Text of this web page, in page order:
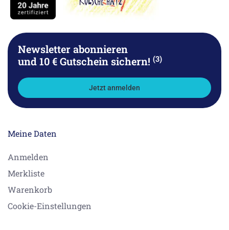
Newsletter abonnieren
und 10 € Gutschein sichern! (3)
Jetzt anmelden
Meine Daten
Anmelden
Merkliste
Warenkorb
Cookie-Einstellungen